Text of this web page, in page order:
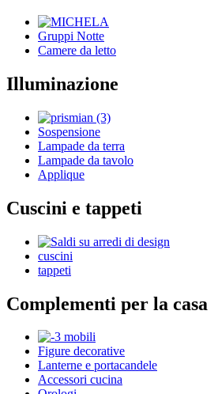
Gruppi Notte
Camere da letto
Illuminazione
Sospensione
Lampade da terra
Lampade da tavolo
Applique
Cuscini e tappeti
cuscini
tappeti
Complementi per la casa
Figure decorative
Lanterne e portacandele
Accessori cucina